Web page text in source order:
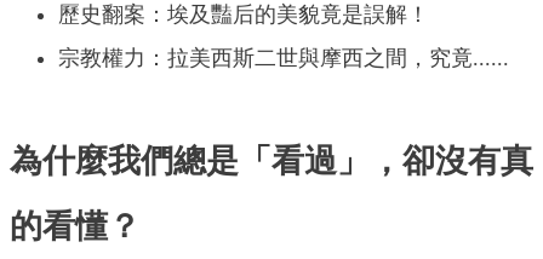
歷史翻案：埃及豔后的美貌竟是誤解！
宗教權力：拉美西斯二世與摩西之間，究竟......
為什麼我們總是「看過」，卻沒有真
的看懂？